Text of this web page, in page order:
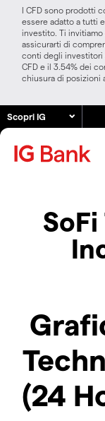
I CFD sono prodotti
essere adatto a tutti
investito. Ti invitiamo
assicurarti di
conti degli investitori
CFD e il 3.54% dei
chiusura di posizioni
Scopri IG
(24